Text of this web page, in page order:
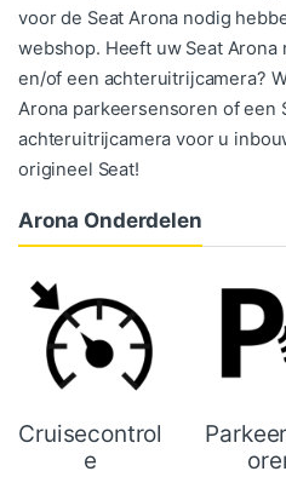
voor de Seat Arona nodig
webshop. Heeft uw Seat
en/of een achteruitrijcamera?
Arona parkeersensoren of een
achteruitrijcamera voor u
origineel Seat!
Arona Onderdelen
Cruisecontrol
e